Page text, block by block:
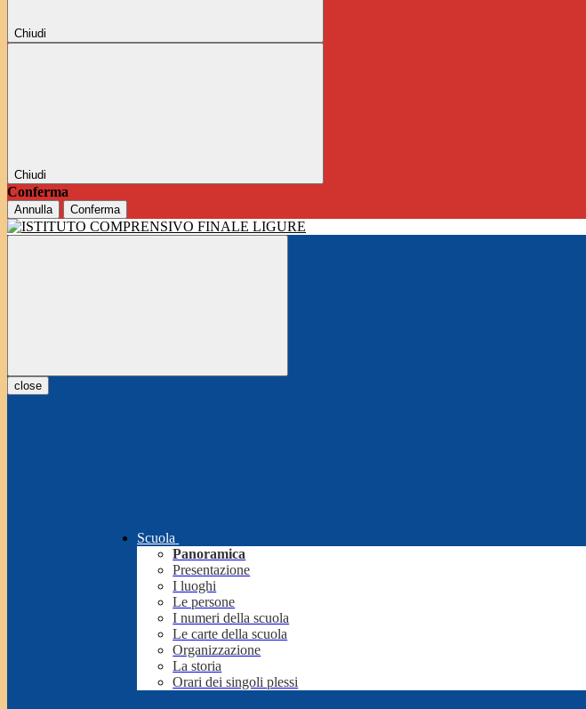
Chiudi
Chiudi
Conferma
Annulla Conferma
close
Scuola
Panoramica
Presentazione
I luoghi
Le persone
I numeri della scuola
Le carte della scuola
Organizzazione
La storia
Orari dei singoli plessi